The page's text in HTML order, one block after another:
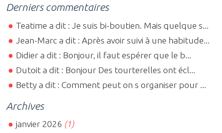
Derniers commentaires
Teatime a dit : Je suis bi-boutien. Mais quelque s...
Jean-Marc a dit : Après avoir suivi à une habitude...
Didier a dit : Bonjour, il faut espérer que le b...
Dutoit a dit : Bonjour Des tourterelles ont écl...
Betty a dit : Comment peut on s organiser pour ...
Archives
janvier 2026 (1)